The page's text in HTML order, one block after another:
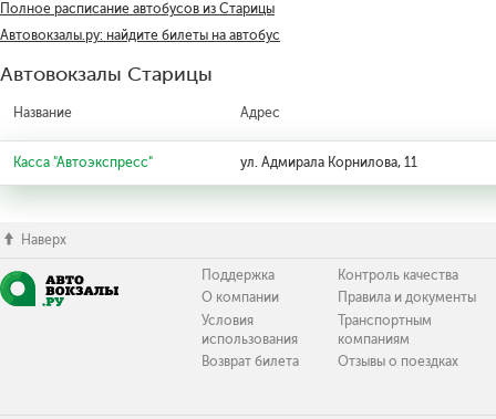
Полное расписание автобусов из Старицы
Автовокзалы.ру: найдите билеты на автобус
Автовокзалы Старицы
Название Адрес
Касса "Автоэкспресс" ул. Адмирала Корнилова, 11
Наверх
Поддержка
О компании
Условия
использования
Возврат билета
Контроль качества
Правила и документы
Транспортным
компаниям
Отзывы о поездках